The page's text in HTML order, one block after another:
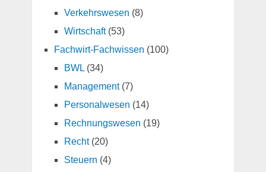
Verkehrswesen (8)
Wirtschaft(53)
Fachwirt-Fachwissen (100)
BWL(34)
Management(7)
Personalwesen (14)
Rechnungswesen (19)
Recht(20)
Steuern (4)